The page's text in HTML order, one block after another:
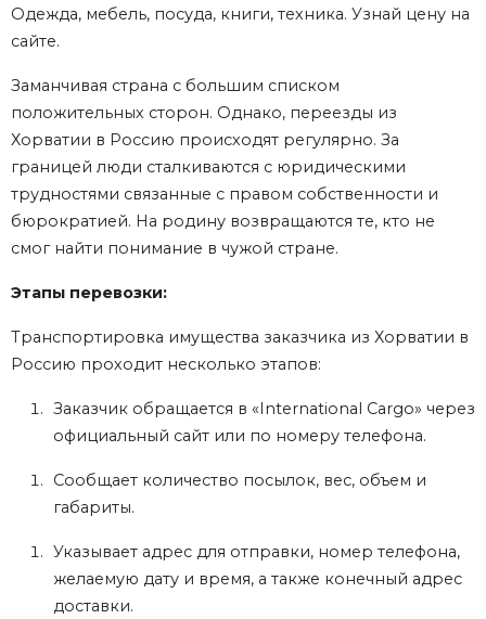
Одежда, мебель, посуда, книги, техника. Узнай цену на
сайте.
Заманчивая страна с большим списком
положительных сторон. Однако, переезды из
Хорватии в Россию происходят регулярно. За
границей люди сталкиваются с юридическими
трудностями связанные с правом собственности и
бюрократией. На родину возвращаются те, кто не
смог найти понимание в чужой стране.
Этапы перевозки:
Транспортировка имущества заказчика из Хорватии в
Россию проходит несколько этапов:
Заказчик обращается в «International Cargo» через
официальный сайт или по номеру телефона.
Сообщает количество посылок, вес, объем и
габариты.
Указывает адрес для отправки, номер телефона,
желаемую дату и время, а также конечный адрес
доставки.